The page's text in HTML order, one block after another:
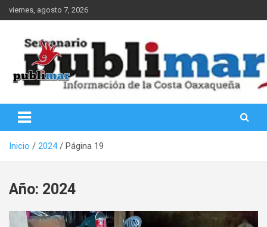
Saltar
al
viernes, agosto 7, 2026
PubliMar
Inicio 2024 Página 19
Año: 2024